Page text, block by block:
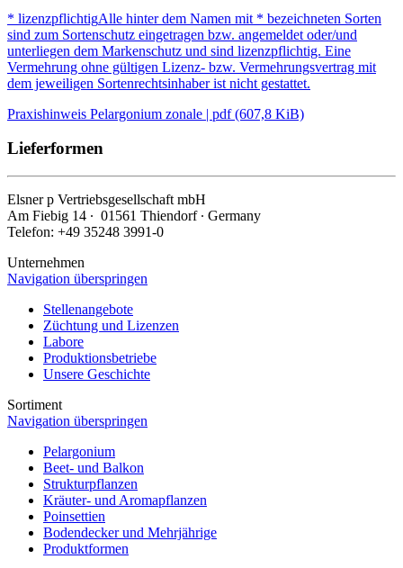
* lizenzpflichtigAlle hinter dem Namen mit * bezeichneten Sorten
sind zum Sortenschutz eingetragen bzw. angemeldet oder/und
unterliegen dem Markenschutz und sind lizenzpflichtig. Eine
Vermehrung ohne gültigen Lizenz- bzw. Vermehrungsvertrag mit
dem jeweiligen Sortenrechtsinhaber ist nicht gestattet.
Praxishinweis Pelargonium zonale | pdf (607,8 KiB)
Lieferformen
Elsnerp Vertriebsgesellschaft mbH
Am Fiebig 14 ∙ 01561 Thiendorf ∙ Germany
Telefon: +49 35248 3991-0
Unternehmen
Navigation überspringen
Stellenangebote
Züchtung und Lizenzen
Labore
Produktionsbetriebe
Unsere Geschichte
Sortiment
Navigation überspringen
Pelargonium
Beet- und Balkon
Strukturpflanzen
Kräuter- und Aromapflanzen
Poinsettien
Bodendecker und Mehrjährige
Produktformen